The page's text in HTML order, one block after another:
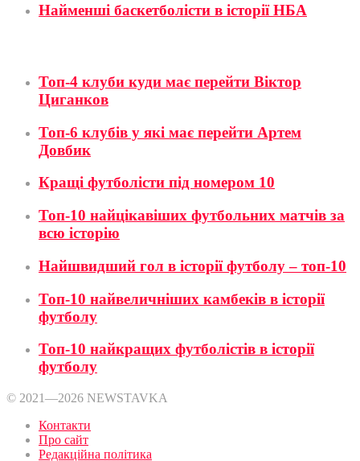
Найменші баскетболісти в історії НБА
Топ-4 клуби куди має перейти Віктор
Циганков
Топ-6 клубів у які має перейти Артем
Довбик
Кращі футболісти під номером 10
Топ-10 найцікавіших футбольних матчів за
всю історію
Найшвидший гол в історії футболу – топ-10
Топ-10 найвеличніших камбеків в історії
футболу
Топ-10 найкращих футболістів в історії
футболу
© 2021—2026 NEWSTAVKA
Контакти
Про сайт
Редакційна політика